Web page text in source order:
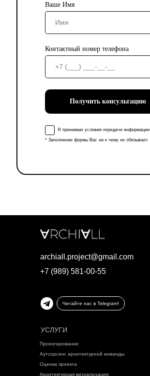
Ваше Имя
Контактный номер телефона
Получить консультацию
Я принимаю условия передачи информации
* Заполнение формы Вас ни к чему не обязывает.
archiall.project@gmail.com
УСЛУГИ
Проектирование
Аутсорсинг архитектурной команды
Оценка проекта
Архитектурная визуализация
+7 (989) 581-00-55
Читайте нас в Telegram!